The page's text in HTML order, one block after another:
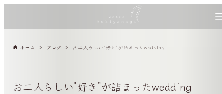
ホーム ブログ お二人らしい”好き”が詰まったwedding
お二人らしい”好き”が詰まったwedding